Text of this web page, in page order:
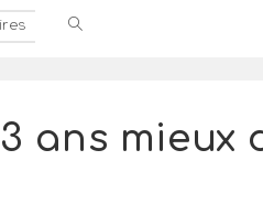
ans mieux